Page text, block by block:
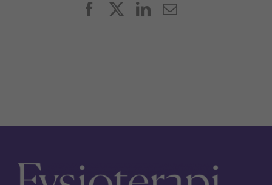
FacebookLinkedIn
E-